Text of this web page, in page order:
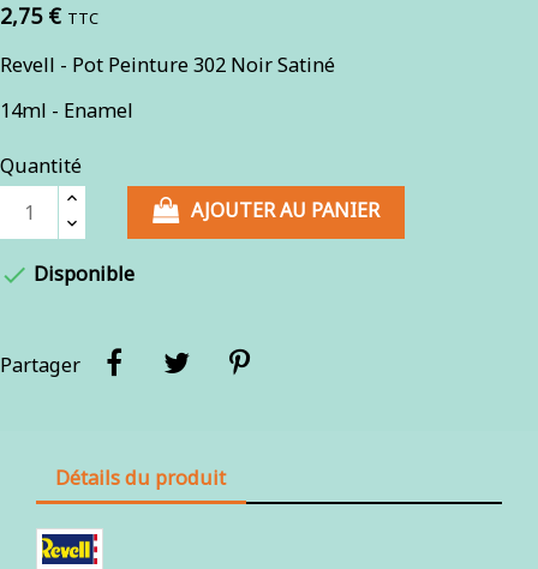
2,75 € TTC
Revell - Pot Peinture 302 Noir Satiné
14ml - Enamel
Quantité
AJOUTER AU PANIER
 Disponible
Partager
Détails du produit